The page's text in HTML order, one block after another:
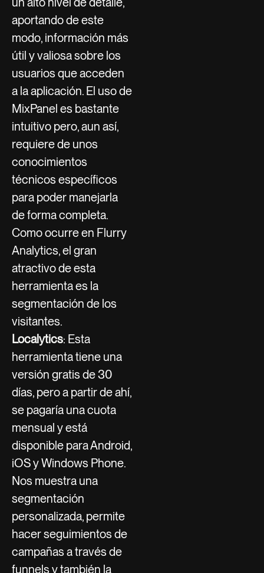
aportando de este
modo, información más
útil y valiosa sobre los
usuarios que acceden
a la aplicación. El uso de
MixPanel es bastante
intuitivo pero, aun así,
requiere de unos
conocimientos
técnicos específicos
para poder manejarla
de forma completa.
Como ocurre en Flurry
Analytics, el gran
atractivo de esta
herramienta es la
segmentación de los
visitantes.
Localytics: Esta
herramienta tiene una
versión gratis de 30
días, pero a partir de ahí,
se pagaría una cuota
mensual y está
disponible para Android,
iOS y Windows Phone.
Nos muestra una
segmentación
personalizada, permite
hacer seguimientos de
campañas a través de
funnels y también la